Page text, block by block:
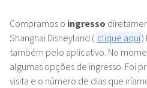
Compramos o ingresso
Shanghai Disneyland ( clique aqui)
também pelo aplicativo. No
algumas opções de ingresso. Foi
visita e o número de dias que